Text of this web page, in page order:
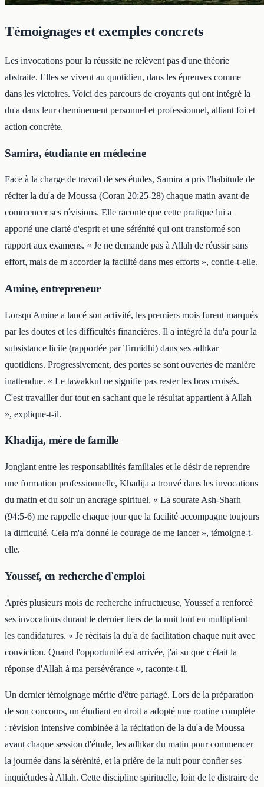
Témoignages et exemples concrets
Les invocations pour la réussite ne relèvent pas d'une théorie
abstraite. Elles se vivent au quotidien, dans les épreuves comme
dans les victoires. Voici des parcours de croyants qui ont intégré la
du'a dans leur cheminement personnel et professionnel, alliant foi et
action concrète.
Samira, étudiante en médecine
Face à la charge de travail de ses études, Samira a pris l'habitude de
réciter la du'a de Moussa (Coran 20:25-28) chaque matin avant de
commencer ses révisions. Elle raconte que cette pratique lui a
apporté une clarté d'esprit et une sérénité qui ont transformé son
rapport aux examens. « Je ne demande pas à Allah de réussir sans
effort, mais de m'accorder la facilité dans mes efforts », confie-t-elle.
Amine, entrepreneur
Lorsqu'Amine a lancé son activité, les premiers mois furent marqués
par les doutes et les difficultés financières. Il a intégré la du'a pour la
subsistance licite (rapportée par Tirmidhi) dans ses adhkar
quotidiens. Progressivement, des portes se sont ouvertes de manière
inattendue. « Le tawakkul ne signifie pas rester les bras croisés.
C'est travailler dur tout en sachant que le résultat appartient à Allah
», explique-t-il.
Khadija, mère de famille
Jonglant entre les responsabilités familiales et le désir de reprendre
une formation professionnelle, Khadija a trouvé dans les invocations
du matin et du soir un ancrage spirituel. « La sourate Ash-Sharh
(94:5-6) me rappelle chaque jour que la facilité accompagne toujours
la difficulté. Cela m'a donné le courage de me lancer », témoigne-t-
elle.
Youssef, en recherche d'emploi
Après plusieurs mois de recherche infructueuse, Youssef a renforcé
ses invocations durant le dernier tiers de la nuit tout en multipliant
les candidatures. « Je récitais la du'a de facilitation chaque nuit avec
conviction. Quand l'opportunité est arrivée, j'ai su que c'était la
réponse d'Allah à ma persévérance », raconte-t-il.
Un dernier témoignage mérite d'être partagé. Lors de la préparation
de son concours, un étudiant en droit a adopté une routine complète
: révision intensive combinée à la récitation de la du'a de Moussa
avant chaque session d'étude, les adhkar du matin pour commencer
la journée dans la sérénité, et la prière de la nuit pour confier ses
inquiétudes à Allah. Cette discipline spirituelle, loin de le distraire de